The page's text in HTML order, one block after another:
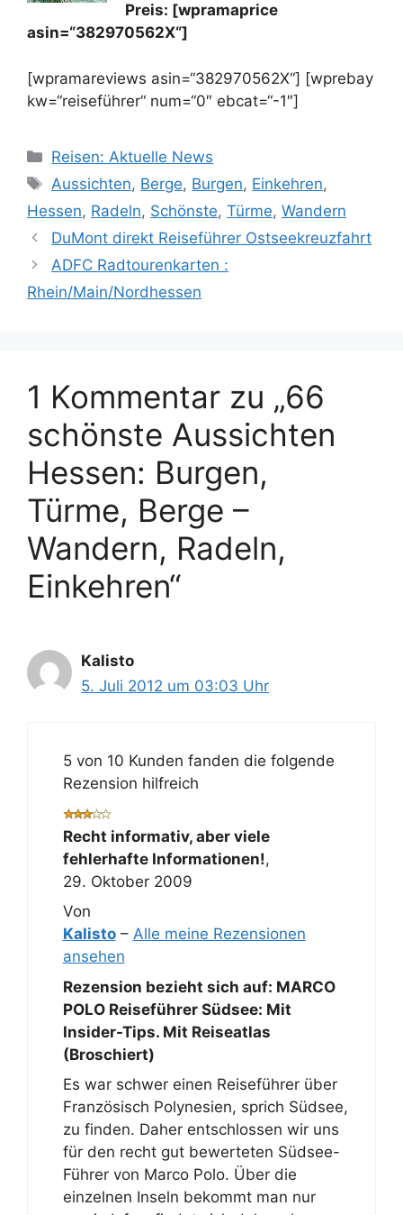
Preis: [wpramaprice
asin=“382970562X“]
[wpramareviews asin=“382970562X“] [wprebay
kw=“reiseführer“ num=“0″ ebcat=“-1″]
Kategorien
Reisen: Aktuelle News
Schlagwörter
Aussichten, Berge, Burgen, Einkehren,
Hessen, Radeln, Schönste, Türme, Wandern
DuMont direkt Reiseführer Ostseekreuzfahrt
ADFC Radtourenkarten :
Rhein/Main/Nordhessen
1 Kommentar zu „66
schönste Aussichten
Hessen: Burgen,
Türme, Berge –
Wandern, Radeln,
Einkehren“
Kalisto
5. Juli 2012 um 03:03 Uhr
5 von 10 Kunden fanden die folgende
Rezension hilfreich
Recht informativ, aber viele
fehlerhafte Informationen!,
29. Oktober 2009
Von
Kalisto– Alle meine Rezensionen
ansehen
Rezension bezieht sich auf: MARCO
POLO Reiseführer Südsee: Mit
Insider-Tips. Mit Reiseatlas
(Broschiert)
Es war schwer einen Reiseführer über
Französisch Polynesien, sprich Südsee,
zu finden. Daher entschlossen wir uns
für den recht gut bewerteten Südsee-
Führer von Marco Polo. Über die
einzelnen Inseln bekommt man nur